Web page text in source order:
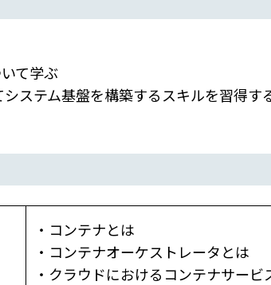
て学ぶ
ステム基盤を構築するスキルを習得す
・コンテナとは
・コンテナオーケストレータとは
・クラウドにおけるコンテナサービ